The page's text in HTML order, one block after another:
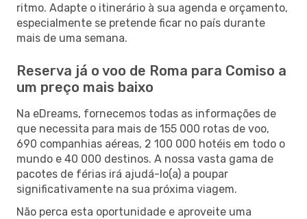
ritmo. Adapte o itinerário à sua agenda e orçamento,
especialmente se pretende ficar no país durante
mais de uma semana.
Reserva já o voo de Roma para Comiso a
um preço mais baixo
Na eDreams, fornecemos todas as informações de
que necessita para mais de 155 000 rotas de voo,
690 companhias aéreas, 2 100 000 hotéis em todo o
mundo e 40 000 destinos. A nossa vasta gama de
pacotes de férias irá ajudá-lo(a) a poupar
significativamente na sua próxima viagem.
Não perca esta oportunidade e aproveite uma